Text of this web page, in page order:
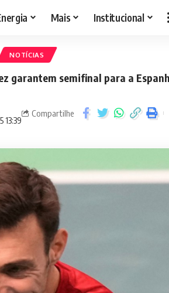
Mais Institucional
NOTÍCIAS
garantem semifinal para a
13:39
Compartilhe